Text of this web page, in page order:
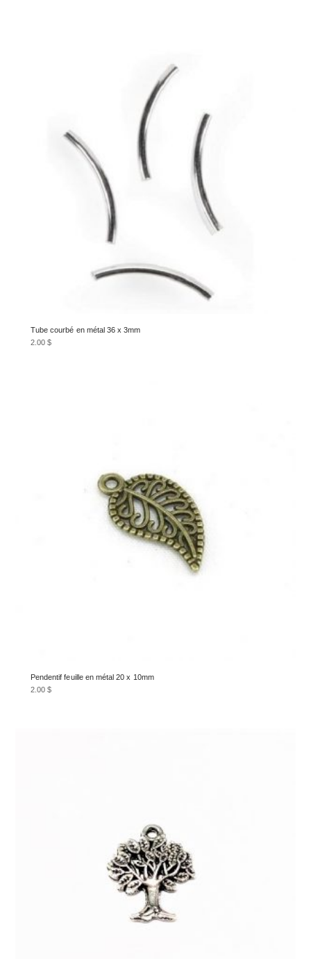
Tube courbé en métal 36 x 3mm
2.00$
Pendentif feuille en métal 20 x 10mm
2.00$